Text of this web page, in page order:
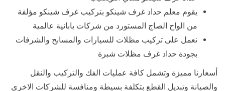
يقوم معلم حداد غرف شينكو بتركيب غرف شينكو مؤلفة
من الواح الصاج المستورد من شركات يابانية عالمية
نعمل على تركيب مظلات للسيارات والمسابح والشرفات
بجودة حداد غرف مظلات شبرة
أسعارنا مميزة وتشمل كافة عمليات الفك والتركيب والنقل
والصيانة وتبديل القطع بتكلفة بسيطة ومنافسة للشركات الاخرى